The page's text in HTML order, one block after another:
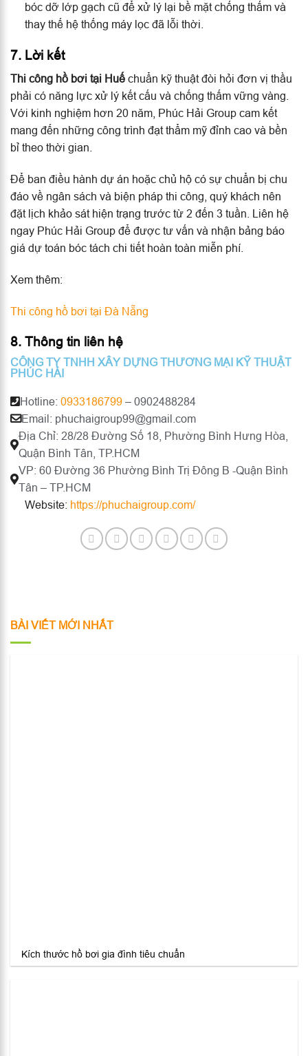
bóc dỡ lớp gạch cũ để xử lý lại bề mặt chống thấm và
thay thế hệ thống máy lọc đã lỗi thời.
7. Lời kết
Thi công hồ bơi tại Huế chuẩn kỹ thuật đòi hỏi đơn vị thầu
phải có năng lực xử lý kết cấu và chống thấm vững vàng.
Với kinh nghiệm hơn 20 năm, Phúc Hải Group cam kết
mang đến những công trình đạt thẩm mỹ đỉnh cao và bền
bỉ theo thời gian.
Để ban điều hành dự án hoặc chủ hộ có sự chuẩn bị chu
đáo về ngân sách và biện pháp thi công, quý khách nên
đặt lịch khảo sát hiện trạng trước từ 2 đến 3 tuần. Liên hệ
ngay Phúc Hải Group để được tư vấn và nhận bảng báo
giá dự toán bóc tách chi tiết hoàn toàn miễn phí.
Xem thêm:
Thi công hồ bơi tại Đà Nẵng
8. Thông tin liên hệ
CÔNG TY TNHH XÂY DỰNG THƯƠNG MẠI KỸ THUẬT
PHÚC HẢI
Hotline: 0933186799 – 0902488284
Email: phuchaigroup99@gmail.com
Địa Chỉ: 28/28 Đường Số 18, Phường Bình Hưng Hòa,
Quận Bình Tân, TP.HCM
VP: 60 Đường 36 Phường Bình Trị Đông B -Quận Bình
Tân – TP.HCM
Website: https://phuchaigroup.com/
BÀI VIẾT MỚI NHẤT
Kích thước hồ bơi gia đình tiêu chuẩn